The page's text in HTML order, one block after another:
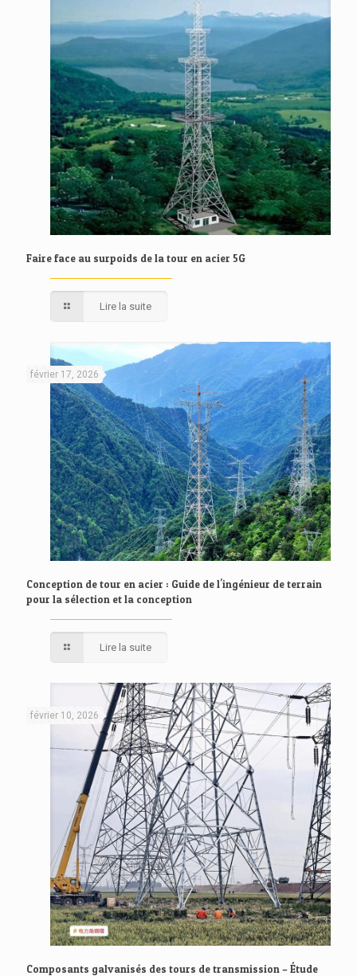
Faire face au surpoids de la tour en acier 5G
Lire la suite
février 17, 2026
Conception de tour en acier : Guide de l'ingénieur de terrain
pour la sélection et la conception
Lire la suite
février 10, 2026
Composants galvanisés des tours de transmission – Étude